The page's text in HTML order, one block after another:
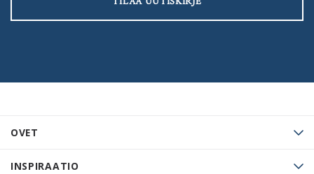
OVET
INSPIRAATIO